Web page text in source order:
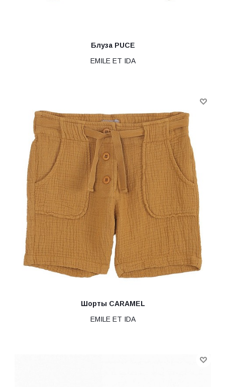
Блуза PUCE
EMILE ET IDA
Шорты CARAMEL
EMILE ET IDA